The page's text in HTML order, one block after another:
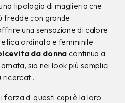
tipologia di maglieria che
fredde con grande
una sensazione di calore
ordinata e femminile.
da donnacontinua a
sia nei look più semplici
ricercati.
forza di questi capi è la loro